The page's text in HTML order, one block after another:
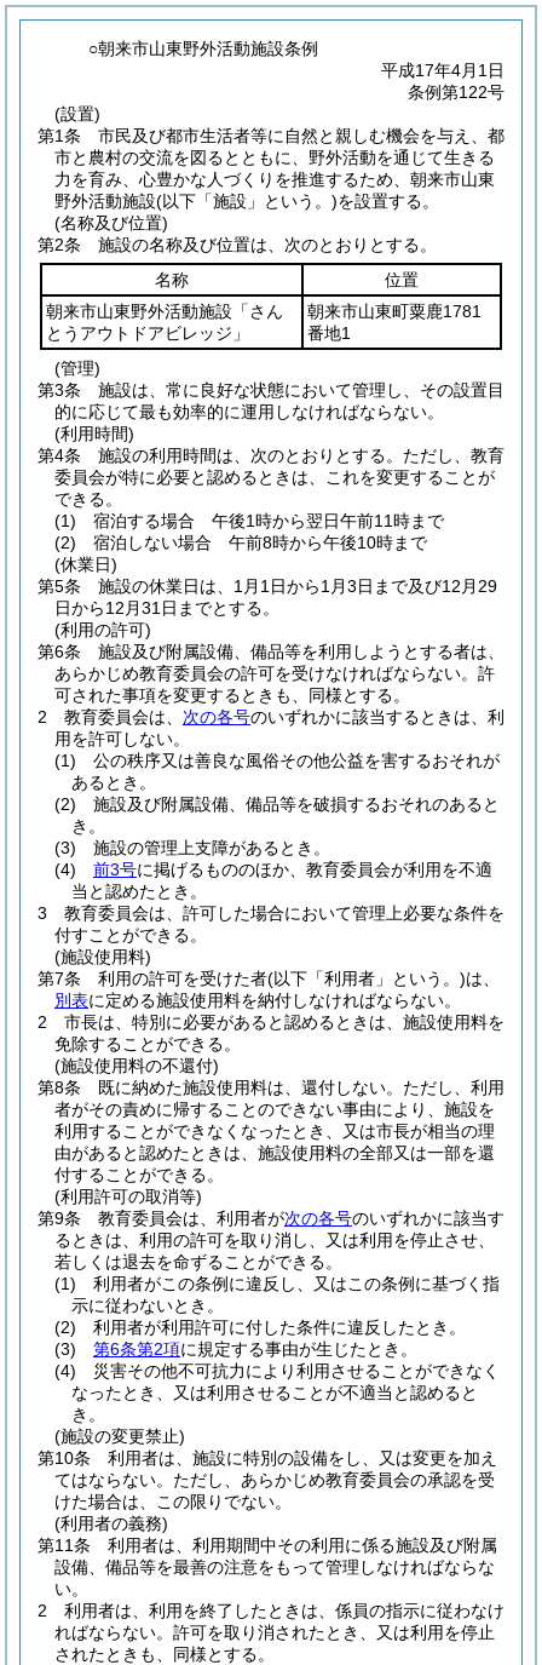
○朝来市山東野外活動施設条例
平成17年4月1日
条例第122号
(設置)
第1条
市民及び都市生活者等に自然と親しむ機会を与え、都
市と農村の交流を図るとともに、野外活動を通じて生きる
力を育み、心豊かな人づくりを推進するため、朝来市山東
野外活動施設(以下「施設」という。)を設置する。
(名称及び位置)
第2条
施設の名称及び位置は、次のとおりとする。
名称
位置
朝来市山東野外活動施設「さん
とうアウトドアビレッジ」
朝来市山東町粟鹿1781
番地1
(管理)
第3条
施設は、常に良好な状態において管理し、その設置目
的に応じて最も効率的に運用しなければならない。
(利用時間)
第4条
施設の利用時間は、次のとおりとする。 ただし、教育
委員会が特に必要と認めるときは、これを変更することが
できる。
(1)
宿泊する場合 午後1時から翌日午前11時まで
(2)
宿泊しない場合 午前8時から午後10時まで
(休業日)
第5条
施設の休業日は、1月1日から1月3日まで及び12月29
日から12月31日までとする。
(利用の許可)
第6条
施設及び附属設備、備品等を利用しようとする者は、
あらかじめ教育委員会の許可を受けなければならない。 許
可された事項を変更するときも、同様とする。
2
教育委員会は、 次の各号のいずれかに該当するときは、利
用を許可しない。
(1)
公の秩序又は善良な風俗その他公益を害するおそれが
あるとき。
(2)
施設及び附属設備、備品等を破損するおそれのあると
き。
(3)
施設の管理上支障があるとき。
(4)
前3号に掲げるもののほか、教育委員会が利用を不適
当と認めたとき。
3
教育委員会は、許可した場合において管理上必要な条件を
付すことができる。
(施設使用料)
第7条
利用の許可を受けた者(以下「利用者」という。)は、
別表に定める施設使用料を納付しなければならない。
2
市長は、特別に必要があると認めるときは、施設使用料を
免除することができる。
(施設使用料の不還付)
第8条
既に納めた施設使用料は、還付しない。 ただし、利用
者がその責めに帰することのできない事由により、施設を
利用することができなくなったとき、又は市長が相当の理
由があると認めたときは、施設使用料の全部又は一部を還
付することができる。
(利用許可の取消等)
第9条
教育委員会は、利用者が次の各号のいずれかに該当す
るときは、利用の許可を取り消し、又は利用を停止させ、
若しくは退去を命ずることができる。
(1)
利用者がこの条例に違反し、又はこの条例に基づく指
示に従わないとき。
(2)
利用者が利用許可に付した条件に違反したとき。
(3)
第6条第2項に規定する事由が生じたとき。
(4)
災害その他不可抗力により利用させることができなく
なったとき、又は利用させることが不適当と認めると
き。
(施設の変更禁止)
第10条
利用者は、施設に特別の設備をし、又は変更を加え
てはならない。 ただし、あらかじめ教育委員会の承認を受
けた場合は、この限りでない。
(利用者の義務)
第11条
利用者は、利用期間中その利用に係る施設及び附属
設備、備品等を最善の注意をもって管理しなければならな
い。
2
利用者は、利用を終了したときは、係員の指示に従わなけ
ればならない。 許可を取り消されたとき、又は利用を停止
されたときも、同様とする。